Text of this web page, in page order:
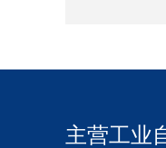
主营工业